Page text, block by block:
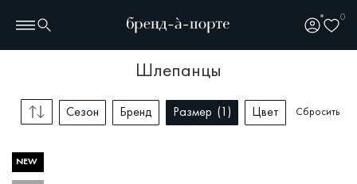
0
шлепанцы
Сезон Бренд Размер 1 Цвет Сбросить
NEW